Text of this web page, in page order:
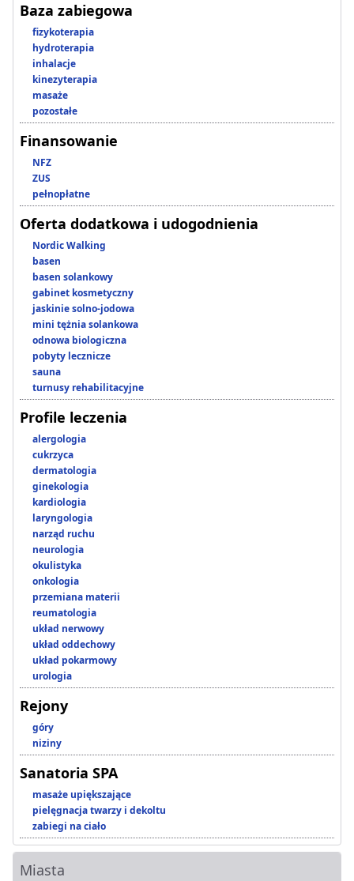
Baza zabiegowa
fizykoterapia
hydroterapia
inhalacje
kinezyterapia
masaże
pozostałe
Finansowanie
NFZ
ZUS
pełnopłatne
Oferta dodatkowa i udogodnienia
Nordic Walking
basen
basen solankowy
gabinet kosmetyczny
jaskinie solno-jodowa
mini tężnia solankowa
odnowa biologiczna
pobyty lecznicze
sauna
turnusy rehabilitacyjne
Profile leczenia
alergologia
cukrzyca
dermatologia
ginekologia
kardiologia
laryngologia
narząd ruchu
neurologia
okulistyka
onkologia
przemiana materii
reumatologia
układ nerwowy
układ oddechowy
układ pokarmowy
urologia
Rejony
góry
niziny
Sanatoria SPA
masaże upiększające
pielęgnacja twarzy i dekoltu
zabiegi na ciało
Miasta